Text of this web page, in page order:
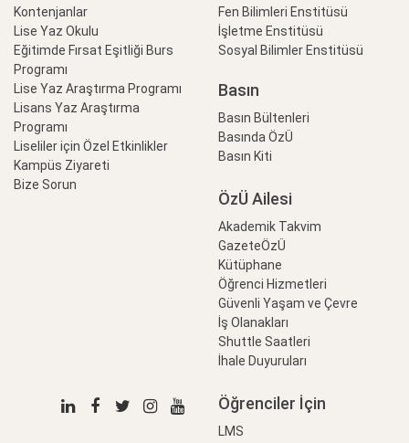
Kontenjanlar
Lise Yaz Okulu
Eğitimde Fırsat Eşitliği Burs
Programı
Lise Yaz Araştırma Programı
Lisans Yaz Araştırma
Programı
Liseliler için Özel Etkinlikler
Kampüs Ziyareti
Bize Sorun
Fen Bilimleri Enstitüsü
İşletme Enstitüsü
Sosyal Bilimler Enstitüsü
Basın
Basın Bültenleri
Basında ÖzÜ
Basın Kiti
ÖzÜ Ailesi
Akademik Takvim
GazeteÖzÜ
Kütüphane
Öğrenci Hizmetleri
Güvenli Yaşam ve Çevre
İş Olanakları
Shuttle Saatleri
İhale Duyuruları
Öğrenciler İçin
LMS